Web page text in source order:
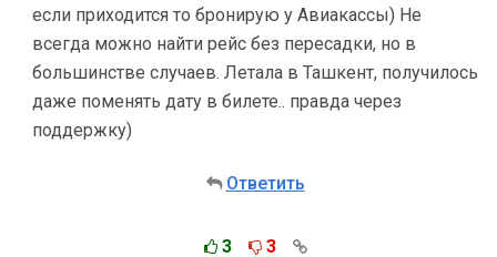
если приходится то бронирую у Авиакассы) Не
всегда можно найти рейс без пересадки, но в
большинстве случаев. Летала в Ташкент, получилось
даже поменять дату в билете.. правда через
поддержку)
Ответить
3 3